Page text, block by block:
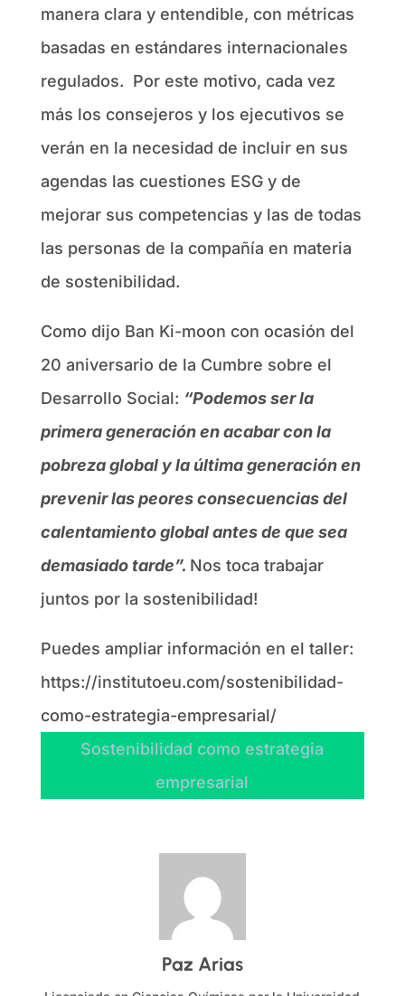
manera clara y entendible, con métricas
basadas en estándares internacionales
regulados. Por este motivo, cada vez
más los consejeros y los ejecutivos se
verán en la necesidad de incluir en sus
agendas las cuestiones ESG y de
mejorar sus competencias y las de todas
las personas de la compañía en materia
de sostenibilidad.
Como dijo Ban Ki-moon con ocasión del
20 aniversario de la Cumbre sobre el
Desarrollo Social: “Podemos ser la
primera generación en acabar con la
pobreza global y la última generación en
prevenir las peores consecuencias del
calentamiento global antes de que sea
demasiado tarde”. Nos toca trabajar
juntos por la sostenibilidad!
Puedes ampliar información en el taller:
https://institutoeu.com/sostenibilidad-
como-estrategia-empresarial/
Sostenibilidad como estrategia
empresarial
Paz Arias